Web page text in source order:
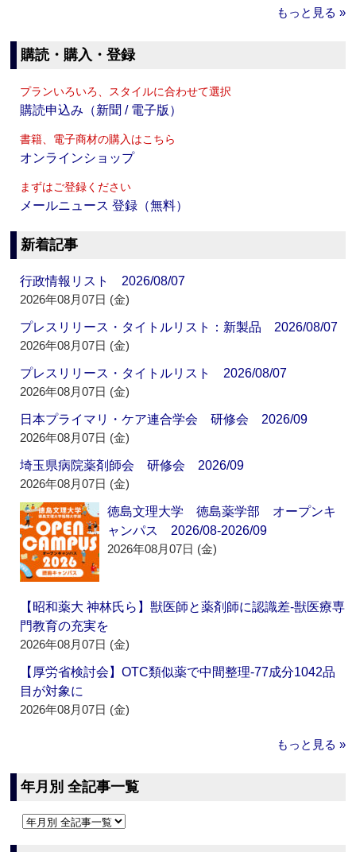
もっと見る »
購読・購入・登録
プランいろいろ、スタイルに合わせて選択
購読申込み（新聞 / 電子版）
書籍、電子商材の購入はこちら
オンラインショップ
まずはご登録ください
メールニュース 登録（無料）
新着記事
行政情報リスト 2026/08/07
2026年08月07日 (金)
プレスリリース・タイトルリスト：新製品 2026/08/07
2026年08月07日 (金)
プレスリリース・タイトルリスト 2026/08/07
2026年08月07日 (金)
日本プライマリ・ケア連合学会 研修会 2026/09
2026年08月07日 (金)
埼玉県病院薬剤師会 研修会 2026/09
2026年08月07日 (金)
徳島文理大学 徳島薬学部 オープンキ
ャンパス 2026/08-2026/09
2026年08月07日 (金)
【昭和薬大 神林氏ら】獣医師と薬剤師に認識差‐獣医療専
門教育の充実を
2026年08月07日 (金)
【厚労省検討会】OTC類似薬で中間整理‐77成分1042品
目が対象に
2026年08月07日 (金)
もっと見る »
年月別 全記事一覧